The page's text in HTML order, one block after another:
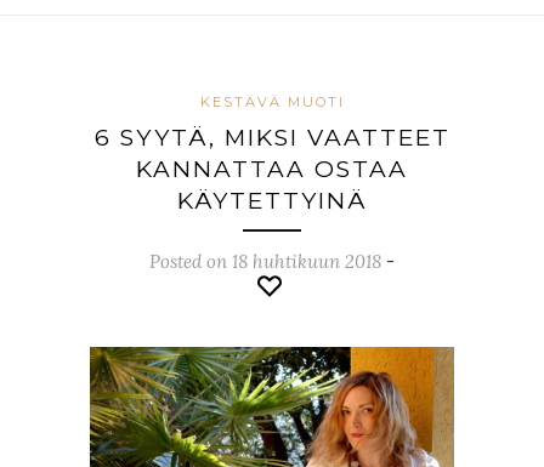
KESTÄVÄ MUOTI
6 SYYTÄ, MIKSI VAATTEET
KANNATTAA OSTAA
KÄYTETTYINÄ
Posted on 18 huhtikuun 2018 -